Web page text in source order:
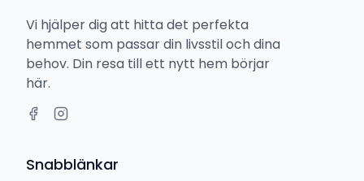
Vi hjälper dig att hitta det perfekta
hemmet som passar din livsstil och dina
behov. Din resa till ett nytt hem börjar
här.
Snabblänkar